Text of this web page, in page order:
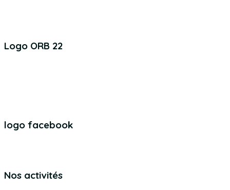
Logo ORB 22
logo facebook
Nos activités